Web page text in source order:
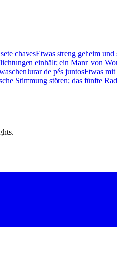
chavesEtwas streng geheim und
einhält; ein Mann von
Jurar de pés juntosEtwas mit
Stimmung stören; das fünfte